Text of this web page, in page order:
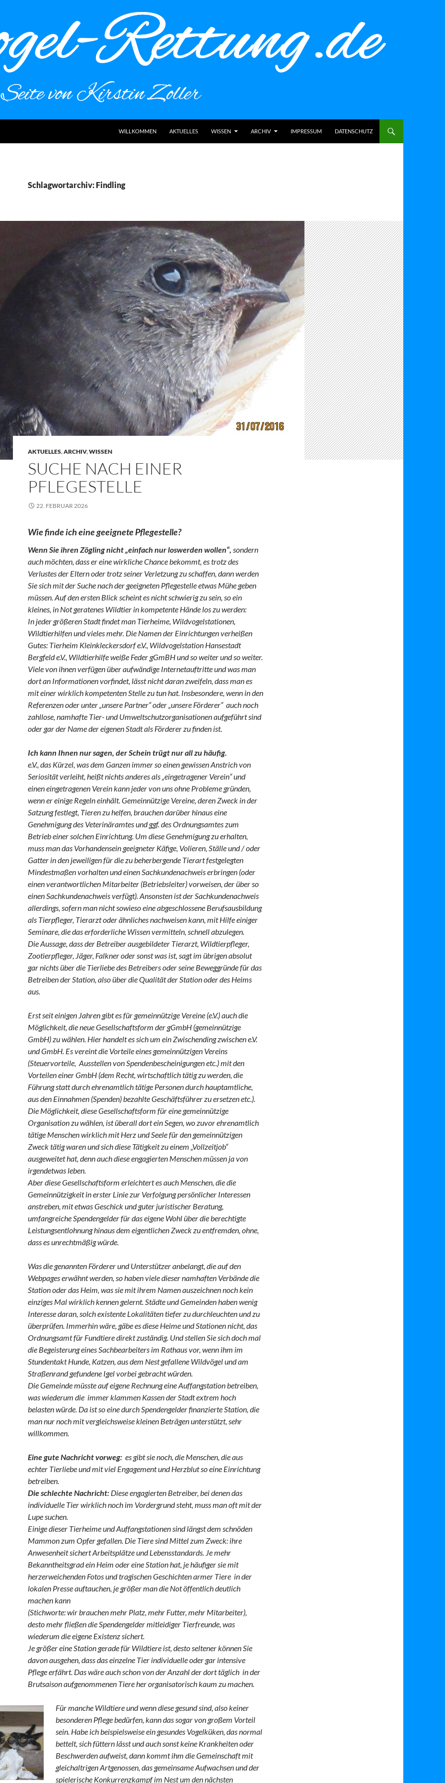
WILLKOMMEN AKTUELLES WISSEN ARCHIV IMPRESSUM DATENSCHUTZ
Schlagwortarchiv: Findling
AKTUELLES,ARCHIV,WISSEN
SUCHE NACH EINER
PFLEGESTELLE
22. FEBRUAR 2026
Wie finde ich eine geeignete Pflegestelle?
Wenn Sie ihren Zögling nicht „einfach nur loswerden wollen“, sondern
auch möchten, dass er eine wirkliche Chance bekommt, es trotz des
Verlustes der Eltern oder trotz seiner Verletzung zu schaffen, dann werden
Sie sich mit der Suche nach der geeigneten Pflegestelle etwas Mühe geben
müssen. Auf den ersten Blick scheint es nicht schwierig zu sein, so ein
kleines, in Not geratenes Wildtier in kompetente Hände los zu werden:
In jeder größeren Stadt findet man Tierheime, Wildvogelstationen,
Wildtierhilfen und vieles mehr. Die Namen der Einrichtungen verheißen
Gutes: Tierheim Kleinkleckersdorf e.V., Wildvogelstation Hansestadt
Bergfeld e.V., Wildtierhilfe weiße Feder gGmBH und so weiter und so weiter.
Viele von ihnen verfügen über aufwändige Internetauftritte und was man
dort an Informationen vorfindet, lässt nicht daran zweifeln, dass man es
mit einer wirklich kompetenten Stelle zu tun hat. Insbesondere, wenn in den
Referenzen oder unter „unsere Partner“ oder „unsere Förderer“ auch noch
zahllose, namhafte Tier- und Umweltschutzorganisationen aufgeführt sind
oder gar der Name der eigenen Stadt als Förderer zu finden ist.
Ich kann Ihnen nur sagen, der Schein trügt nur all zu häufig.
e.V., das Kürzel, was dem Ganzen immer so einen gewissen Anstrich von
Seriosität verleiht, heißt nichts anderes als „eingetragener Verein“ und
einen eingetragenen Verein kann jeder von uns ohne Probleme gründen,
wenn er einige Regeln einhält. Gemeinnützige Vereine, deren Zweck in der
Satzung festlegt, Tieren zu helfen, brauchen darüber hinaus eine
Genehmigung des Veterinäramtes und ggf. des Ordnungsamtes zum
Betrieb einer solchen Einrichtung. Um diese Genehmigung zu erhalten,
muss man das Vorhandensein geeigneter Käfige, Volieren, Ställe und / oder
Gatter in den jeweiligen für die zu beherbergende Tierart festgelegten
Mindestmaßen vorhalten und einen Sachkundenachweis erbringen (oder
einen verantwortlichen Mitarbeiter (Betriebsleiter) vorweisen, der über so
einen Sachkundenachweis verfügt). Ansonsten ist der Sachkundenachweis
allerdings, sofern man nicht sowieso eine abgeschlossene Berufsausbildung
als Tierpfleger, Tierarzt oder ähnliches nachweisen kann, mit Hilfe einiger
Seminare, die das erforderliche Wissen vermitteln, schnell abzulegen.
Die Aussage, dass der Betreiber ausgebildeter Tierarzt, Wildtierpfleger,
Zootierpfleger, Jäger, Falkner oder sonst was ist, sagt im übrigen absolut
gar nichts über die Tierliebe des Betreibers oder seine Beweggründe für das
Betreiben der Station, also über die Qualität der Station oder des Heims
aus.
Erst seit einigen Jahren gibt es für gemeinnützige Vereine (e.V.) auch die
Möglichkeit, die neue Gesellschaftsform der gGmbH (gemeinnützige
GmbH) zu wählen. Hier handelt es sich um ein Zwischending zwischen e.V.
und GmbH. Es vereint die Vorteile eines gemeinnützigen Vereins
(Steuervorteile, Ausstellen von Spendenbescheinigungen etc.) mit den
Vorteilen einer GmbH (dem Recht, wirtschaftlich tätig zu werden, die
Führung statt durch ehrenamtlich tätige Personen durch hauptamtliche,
aus den Einnahmen (Spenden) bezahlte Geschäftsführer zu ersetzen etc.).
Die Möglichkeit, diese Gesellschaftsform für eine gemeinnützige
Organisation zu wählen, ist überall dort ein Segen, wo zuvor ehrenamtlich
tätige Menschen wirklich mit Herz und Seele für den gemeinnützigen
Zweck tätig waren und sich diese Tätigkeit zu einem „Vollzeitjob“
ausgeweitet hat, denn auch diese engagierten Menschen müssen ja von
irgendetwas leben.
Aber diese Gesellschaftsform erleichtert es auch Menschen, die die
Gemeinnützigkeit in erster Linie zur Verfolgung persönlicher Interessen
anstreben, mit etwas Geschick und guter juristischer Beratung,
umfangreiche Spendengelder für das eigene Wohl über die berechtigte
Leistungsentlohnung hinaus dem eigentlichen Zweck zu entfremden, ohne,
dass es unrechtmäßig würde.
Was die genannten Förderer und Unterstützer anbelangt, die auf den
Webpages erwähnt werden, so haben viele dieser namhaften Verbände die
Station oder das Heim, was sie mit ihrem Namen auszeichnen noch kein
einziges Mal wirklich kennen gelernt. Städte und Gemeinden haben wenig
Interesse daran, solch existente Lokalitäten tiefer zu durchleuchten und zu
überprüfen. Immerhin wäre, gäbe es diese Heime und Stationen nicht, das
Ordnungsamt für Fundtiere direkt zuständig. Und stellen Sie sich doch mal
die Begeisterung eines Sachbearbeiters im Rathaus vor, wenn ihm im
Stundentakt Hunde, Katzen, aus dem Nest gefallene Wildvögel und am
Straßenrand gefundene Igel vorbei gebracht würden.
Die Gemeinde müsste auf eigene Rechnung eine Auffangstation betreiben,
was wiederum die immer klammen Kassen der Stadt extrem hoch
belasten würde. Da ist so eine durch Spendengelder finanzierte Station, die
man nur noch mit vergleichsweise kleinen Beträgen unterstützt, sehr
willkommen.
Eine gute Nachricht vorweg: es gibt sie noch, die Menschen, die aus
echter Tierliebe und mit viel Engagement und Herzblut so eine Einrichtung
betreiben.
Die schlechte Nachricht: Diese engagierten Betreiber, bei denen das
individuelle Tier wirklich noch im Vordergrund steht, muss man oft mit der
Lupe suchen.
Einige dieser Tierheime und Auffangstationen sind längst dem schnöden
Mammonzum Opfer gefallen. Die Tiere sind Mittel zum Zweck: ihre
Anwesenheit sichert Arbeitsplätze und Lebensstandards. Je mehr
Bekanntheitsgrad ein Heim oder eine Station hat, je häufiger sie mit
herzerweichenden Fotos und tragischen Geschichten armer Tiere in der
lokalen Presse auftauchen, je größer man die Not öffentlich deutlich
machen kann
(Stichworte: wir brauchen mehr Platz, mehr Futter, mehr Mitarbeiter),
desto mehr fließen die Spendengelder mitleidiger Tierfreunde, was
wiederum die eigene Existenz sichert.
Je größer eine Station gerade für Wildtiere ist, desto seltener können Sie
davon ausgehen, dass das einzelne Tier individuelle oder gar intensive
Pflege erfährt. Das wäre auch schon von der Anzahl der dort täglich in der
Brutsaison aufgenommenen Tiere her organisatorisch kaum zu machen.
Für manche Wildtiere und wenn diese gesund sind, also keiner
besonderen Pflege bedürfen, kann das sogar von großem Vorteil
sein. Habe ich beispielsweise ein gesundes Vogelküken, das normal
bettelt, sich füttern lässt und auch sonst keine Krankheiten oder
Beschwerden aufweist, dann kommt ihm die Gemeinschaft mit
gleichaltrigen Artgenossen, das gemeinsame Aufwachsen und der
spielerische Konkurrenzkampf im Nest um den nächsten